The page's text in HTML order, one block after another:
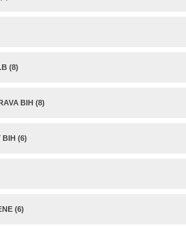
(8)
BIH (8)
BIH (6)
(6)